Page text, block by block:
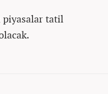
piyasalar tatil